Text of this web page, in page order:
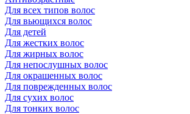
Для всех типов волос
Для вьющихся волос
Для детей
Для жестких волос
Для жирных волос
Для непослушных волос
Для окрашенных волос
Для поврежденных волос
Для сухих волос
Для тонких волос